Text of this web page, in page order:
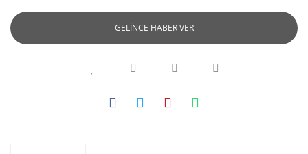
GELİNCE HABER VER